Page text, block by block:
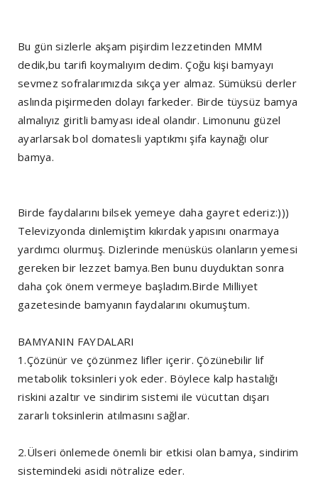
Bu gün sizlerle akşam pişirdim lezzetinden MMM
dedik,bu tarifi koymalıyım dedim. Çoğu kişi bamyayı
sevmez sofralarımızda sıkça yer almaz. Sümüksü derler
aslında pişirmeden dolayı farkeder. Birde tüysüz bamya
almalıyız giritli bamyası ideal olandır. Limonunu güzel
ayarlarsak bol domatesli yaptıkmı şifa kaynağı olur
bamya.
Birde faydalarını bilsek yemeye daha gayret ederiz:)))
Televizyonda dinlemiştim kıkırdak yapısını onarmaya
yardımcı olurmuş. Dizlerinde menüsküs olanların yemesi
gereken bir lezzet bamya.Ben bunu duyduktan sonra
daha çok önem vermeye başladım.Birde Milliyet
gazetesinde bamyanın faydalarını okumuştum.
BAMYANIN FAYDALARI
1.Çözünür ve çözünmez lifler içerir. Çözünebilir lif
metabolik toksinleri yok eder. Böylece kalp hastalığı
riskini azaltır ve sindirim sistemi ile vücuttan dışarı
zararlı toksinlerin atılmasını sağlar.
2.Ülseri önlemede önemli bir etkisi olan bamya, sindirim
sistemindeki asidi nötralize eder.